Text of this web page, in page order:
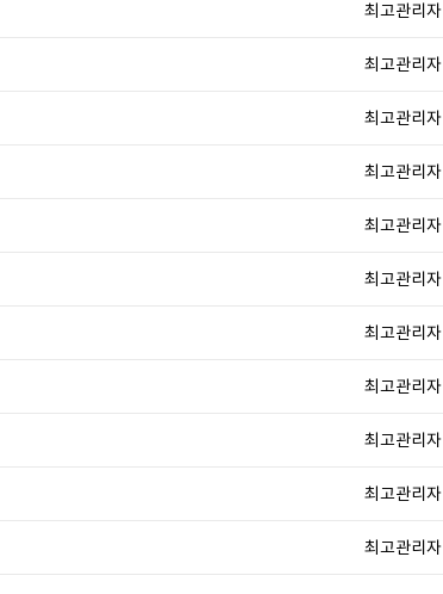
최고관리자
최고관리자
최고관리자
최고관리자
최고관리자
최고관리자
최고관리자
최고관리자
최고관리자
최고관리자
최고관리자